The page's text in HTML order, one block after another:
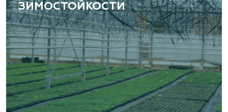
ЗИМОСТОЙКОСТИ